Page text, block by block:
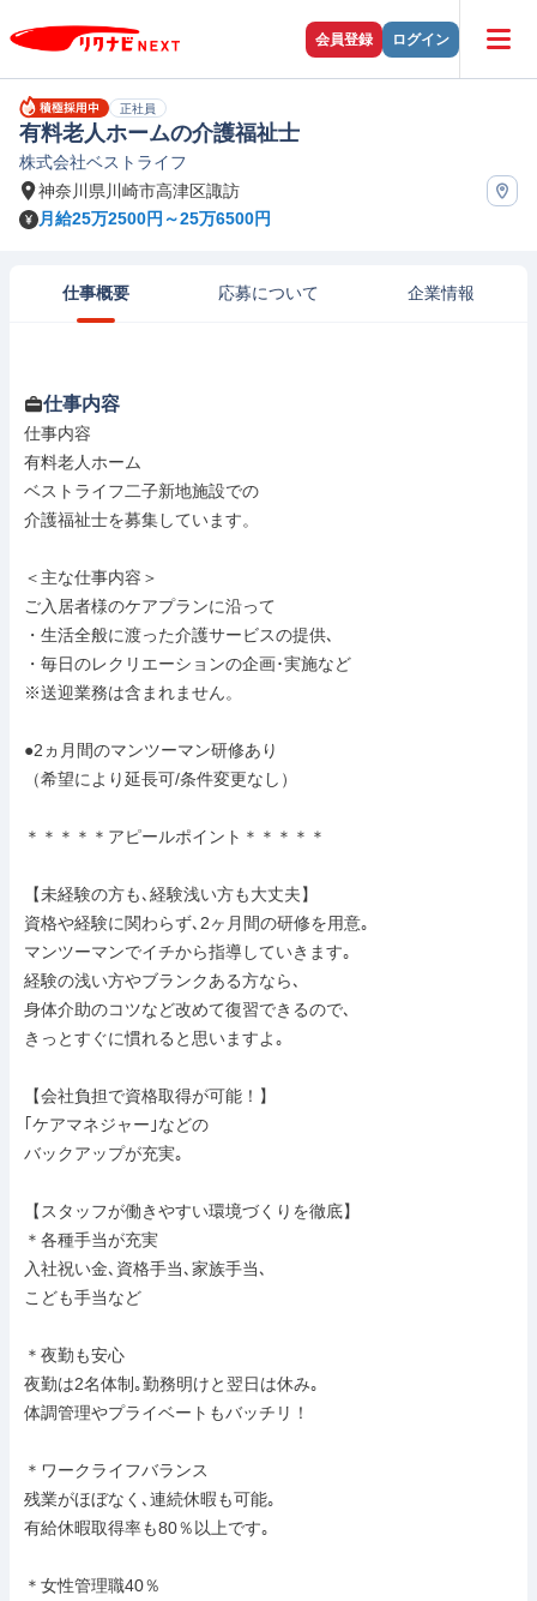
会員登録 ログイン
正社員
有料老人ホームの介護福祉士
株式会社ベストライフ
神奈川県川崎市高津区諏訪
月給25万2500円～25万6500円
仕事概要 応募について 企業情報
仕事内容
仕事内容
有料老人ホーム
ベストライフ二子新地施設での
介護福祉士を募集しています。
＜主な仕事内容＞
ご入居者様のケアプランに沿って
・生活全般に渡った介護サービスの提供､
・毎日のレクリエーションの企画･実施など
※送迎業務は含まれません。
●2ヵ月間のマンツーマン研修あり
（希望により延長可/条件変更なし）
＊＊＊＊＊アピールポイント＊＊＊＊＊
【未経験の方も､経験浅い方も大丈夫】
資格や経験に関わらず､2ヶ月間の研修を用意｡
マンツーマンでイチから指導していきます｡
経験の浅い方やブランクある方なら､
身体介助のコツなど改めて復習できるので､
きっとすぐに慣れると思いますよ｡
【会社負担で資格取得が可能！】
｢ケアマネジャー｣などの
バックアップが充実｡
【スタッフが働きやすい環境づくりを徹底】
＊各種手当が充実
入社祝い金､資格手当､家族手当､
こども手当など
＊夜勤も安心
夜勤は2名体制｡勤務明けと翌日は休み｡
体調管理やプライベートもバッチリ！
＊ワークライフバランス
残業がほぼなく､連続休暇も可能｡
有給休暇取得率も80％以上です｡
＊女性管理職40％